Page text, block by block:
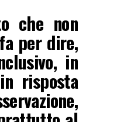
che non
per dire,
in
risposta